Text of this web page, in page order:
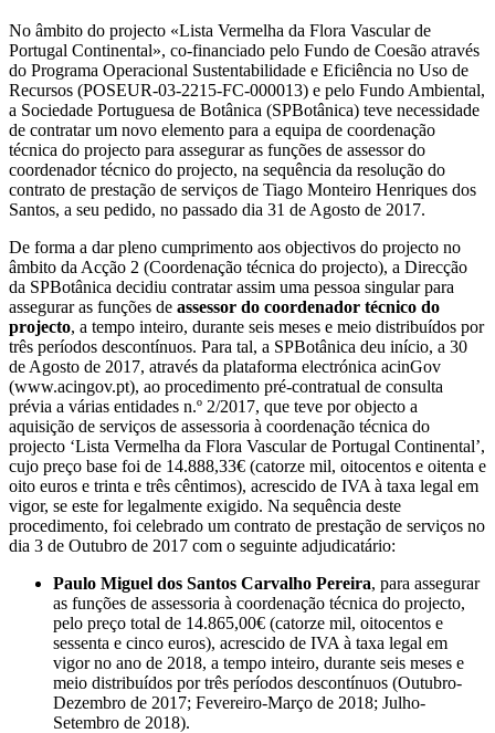
No âmbito do projecto «Lista Vermelha da Flora Vascular de
Portugal Continental», co-financiado pelo Fundo de Coesão através
do Programa Operacional Sustentabilidade e Eficiência no Uso de
Recursos (POSEUR-03-2215-FC-000013) e pelo Fundo Ambiental,
a Sociedade Portuguesa de Botânica (SPBotânica) teve necessidade
de contratar um novo elemento para a equipa de coordenação
técnica do projecto para assegurar as funções de assessor do
coordenador técnico do projecto, na sequência da resolução do
contrato de prestação de serviços de Tiago Monteiro Henriques dos
Santos, a seu pedido, no passado dia 31 de Agosto de 2017.
De forma a dar pleno cumprimento aos objectivos do projecto no
âmbito da Acção 2 (Coordenação técnica do projecto), a Direcção
da SPBotânica decidiu contratar assim uma pessoa singular para
assegurar as funções de assessor do coordenador técnico do
projecto, a tempo inteiro, durante seis meses e meio distribuídos por
três períodos descontínuos. Para tal, a SPBotânica deu início, a 30
de Agosto de 2017, através da plataforma electrónica acinGov
(www.acingov.pt), ao procedimento pré-contratual de consulta
prévia a várias entidades n.º 2/2017, que teve por objecto a
aquisição de serviços de assessoria à coordenação técnica do
projecto ‘Lista Vermelha da Flora Vascular de Portugal Continental’,
cujo preço base foi de 14.888,33€ (catorze mil, oitocentos e oitenta e
oito euros e trinta e três cêntimos), acrescido de IVA à taxa legal em
vigor, se este for legalmente exigido. Na sequência deste
procedimento, foi celebrado um contrato de prestação de serviços no
dia 3 de Outubro de 2017 com o seguinte adjudicatário:
Paulo Miguel dos Santos Carvalho Pereira, para assegurar
as funções de assessoria à coordenação técnica do projecto,
pelo preço total de 14.865,00€ (catorze mil, oitocentos e
sessenta e cinco euros), acrescido de IVA à taxa legal em
vigor no ano de 2018, a tempo inteiro, durante seis meses e
meio distribuídos por três períodos descontínuos (Outubro-
Dezembro de 2017; Fevereiro-Março de 2018; Julho-
Setembro de 2018).